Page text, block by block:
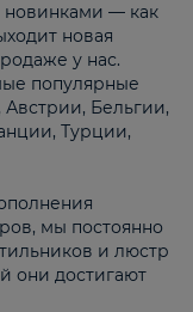
новинками — как
новая
у нас.
популярные
Бельгии,
Турции,
мы постоянно
и люстр
они достигают